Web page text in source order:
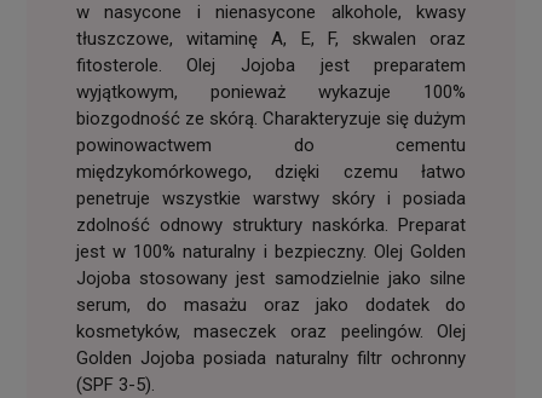
w nasycone i nienasycone alkohole, kwasy
tłuszczowe, witaminę A, E, F, skwalen oraz
fitosterole. Olej Jojoba jest preparatem
wyjątkowym, ponieważ wykazuje 100%
biozgodność ze skórą. Charakteryzuje się dużym
powinowactwem do cementu
międzykomórkowego, dzięki czemu łatwo
penetruje wszystkie warstwy skóry i posiada
zdolność odnowy struktury naskórka. Preparat
jest w 100% naturalny i bezpieczny. Olej Golden
Jojoba stosowany jest samodzielnie jako silne
serum, do masażu oraz jako dodatek do
kosmetyków, maseczek oraz peelingów. Olej
Golden Jojoba posiada naturalny filtr ochronny
(SPF 3-5).